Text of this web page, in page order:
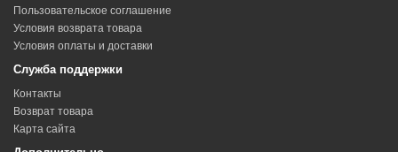
Пользовательское соглашение
Условия возврата товара
Условия оплаты и доставки
Служба поддержки
Контакты
Возврат товара
Карта сайта